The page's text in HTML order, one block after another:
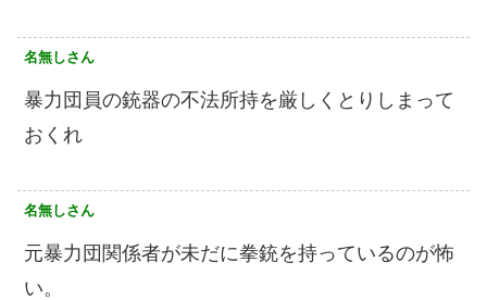
名無しさん
暴力団員の銃器の不法所持を厳しくとりしまって
おくれ
名無しさん
元暴力団関係者が未だに拳銃を持っているのが怖
い。